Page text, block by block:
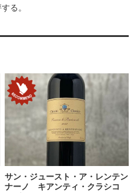
る。
サン・ジュースト・ア・レンテン
ナーノ キアンティ・クラシコ